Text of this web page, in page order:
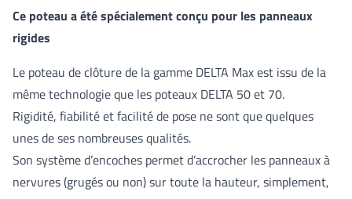
Ce poteau a été spécialement conçu pour les panneaux
rigides
Le poteau de clôture de la gamme DELTA Max est issu de la
même technologie que les poteaux DELTA 50 et 70.
Rigidité, fiabilité et facilité de pose ne sont que quelques
unes de ses nombreuses qualités.
Son système d’encoches permet d’accrocher les panneaux à
nervures (grugés ou non) sur toute la hauteur, simplement,